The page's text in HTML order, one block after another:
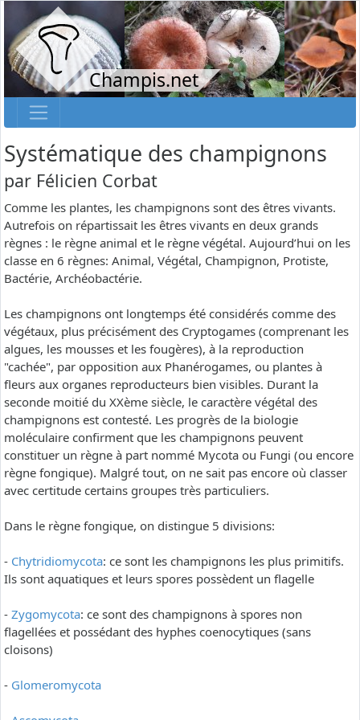
Champis.net
Systématique des champignons
par Félicien Corbat
Comme les plantes, les champignons sont des êtres vivants.
Autrefois on répartissait les êtres vivants en deux grands
règnes : le règne animal et le règne végétal. Aujourd’hui on les
classe en 6 règnes: Animal, Végétal, Champignon, Protiste,
Bactérie, Archéobactérie.
Les champignons ont longtemps été considérés comme des
végétaux, plus précisément des Cryptogames (comprenant les
algues, les mousses et les fougères), à la reproduction
"cachée", par opposition aux Phanérogames, ou plantes à
fleurs aux organes reproducteurs bien visibles. Durant la
seconde moitié du XXème siècle, le caractère végétal des
champignons est contesté. Les progrès de la biologie
moléculaire confirment que les champignons peuvent
constituer un règne à part nommé Mycota ou Fungi (ou encore
règne fongique). Malgré tout, on ne sait pas encore où classer
avec certitude certains groupes très particuliers.
Dans le règne fongique, on distingue 5 divisions:
- Chytridiomycota: ce sont les champignons les plus primitifs.
Ils sont aquatiques et leurs spores possèdent un flagelle
- Zygomycota: ce sont des champignons à spores non
flagellées et possédant des hyphes coenocytiques (sans
cloisons)
- Glomeromycota